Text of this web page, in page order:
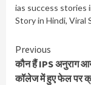
ias success stories
Story in Hindi, Viral
Continue
Reading
Previous
कौन हैं IPS अनुराग
कॉलेज में हुए फेल पर